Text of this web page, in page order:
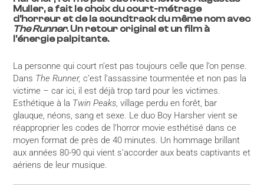
Muller, a fait le choix du court-métrage
d’horreur et de la soundtrack du même nom avec
The Runner. Un retour original et un film à
l’énergie palpitante.
La personne qui court n’est pas toujours celle que l’on pense.
Dans The Runner,c’est l’assassine tourmentée et non pas la
victime – car ici, il est déjà trop tard pour les victimes.
Esthétique à la Twin Peaks, village perdu en forêt, bar
glauque, néons, sang et sexe. Le duo Boy Harsher vient se
réapproprier les codes de l’horror movie esthétisé dans ce
moyen format de près de 40 minutes. Un hommage brillant
aux années 80-90 qui vient s’accorder aux beats captivants et
aériens de leur musique.